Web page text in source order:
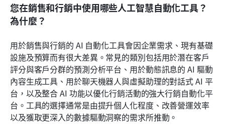
您在銷售和行銷中使用哪些人工智慧自動化工具？
為什麼？
用於銷售與行銷的 AI 自動化工具會因企業需求、現有基礎
設施及預算而有很大差異。常見的類別包括用於潛在客戶
評分與客戶分群的預測分析平台、用於動態訊息的 AI 驅動
內容生成工具、用於聊天機器人與虛擬助理的對話式 AI 平
台，以及整合 AI 功能以優化行銷活動的強大行銷自動化平
台。工具的選擇通常是由提升個人化程度、改善營運效率
以及獲取更深入的數據驅動洞察的需求所推動。